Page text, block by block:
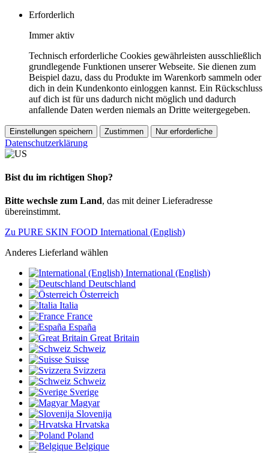
Erforderlich
Immer aktiv
Technisch erforderliche Cookies gewährleisten ausschließlich
grundlegende Funktionen unserer Webseite. Sie dienen zum
Beispiel dazu, dass du Produkte im Warenkorb sammeln oder
dich in dein Kundenkonto einloggen kannst. Ein Rückschluss
auf dich ist für uns dadurch nicht möglich und dadurch
anfallende Daten werden niemals an Dritte weitergegeben.
Einstellungen speichern Zustimmen Nur erforderliche
Datenschutzerklärung
Bist du im richtigen Shop?
Bitte wechsle zum Land, das mit deiner Lieferadresse
übereinstimmt.
Zu PURE SKIN FOOD International (English)
Anderes Lieferland wählen
International (English)
Deutschland
Österreich
Italia
France
España
Great Britain
Schweiz
Suisse
Svizzera
Schweiz
Sverige
Magyar
Slovenija
Hrvatska
Poland
Belgique